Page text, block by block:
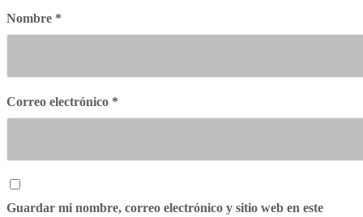
Nombre *
Correo electrónico *
Guardar mi nombre, correo electrónico y sitio web en este